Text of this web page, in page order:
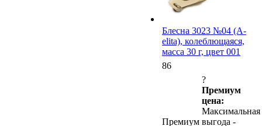
Блесна 3023 №04 (А-
elita), колеблющаяся,
масса 30 г, цвет 001
86
Премиум
?
Премиум
цена:
Максимальная
выгода -